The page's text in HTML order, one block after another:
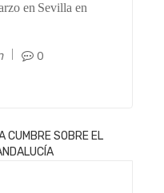
en Sevilla en
0